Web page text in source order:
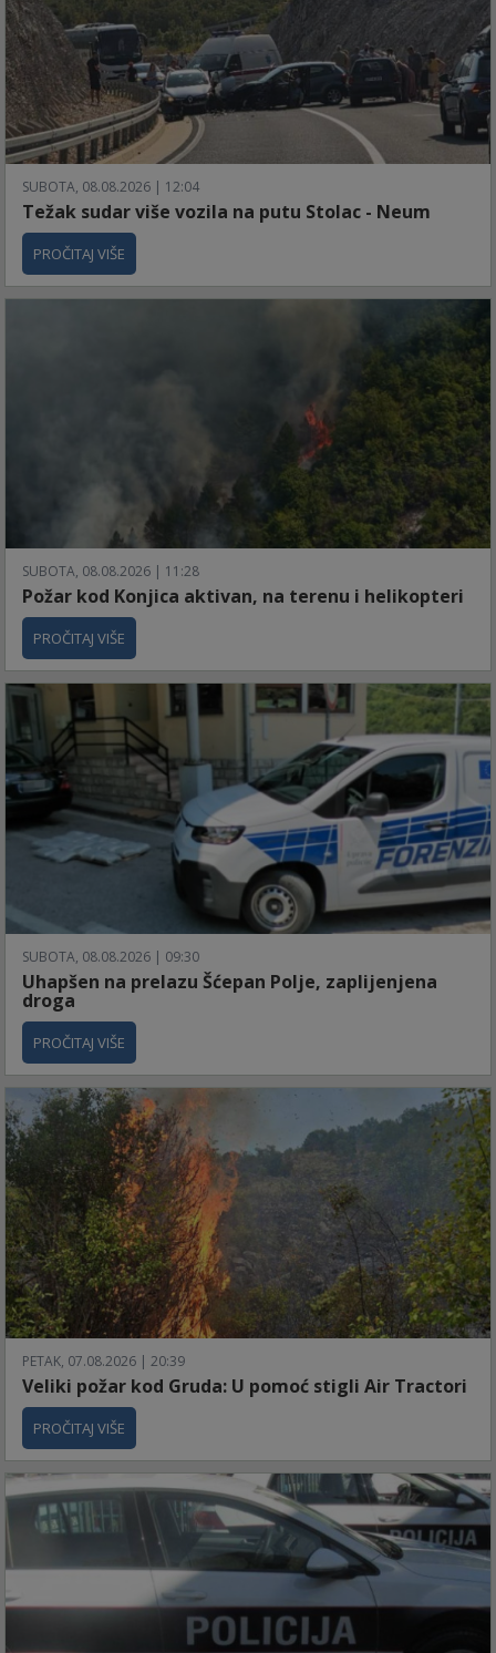
SUBOTA, 08.08.2026 | 12:04
Težak sudar više vozila na putu Stolac - Neum
PROČITAJ VIŠE
SUBOTA, 08.08.2026 | 11:28
Požar kod Konjica aktivan, na terenu i helikopteri
PROČITAJ VIŠE
SUBOTA, 08.08.2026 | 09:30
Uhapšen na prelazu Šćepan Polje, zaplijenjena
droga
PROČITAJ VIŠE
PETAK, 07.08.2026 | 20:39
Veliki požar kod Gruda: U pomoć stigli Air Tractori
PROČITAJ VIŠE